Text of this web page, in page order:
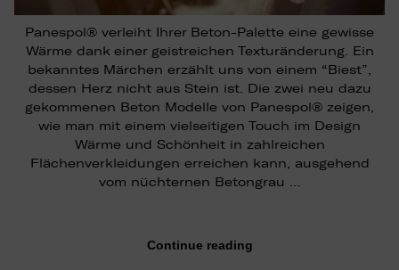
Panespol® verleiht Ihrer Beton-Palette eine gewisse
Wärme dank einer geistreichen Texturänderung. Ein
bekanntes Märchen erzählt uns von einem “Biest”,
dessen Herz nicht aus Stein ist. Die zwei neu dazu
gekommenen Beton Modelle von Panespol® zeigen,
wie man mit einem vielseitigen Touch im Design
Wärme und Schönheit in zahlreichen
Flächenverkleidungen erreichen kann, ausgehend
vom nüchternen Betongrau …
Continue reading